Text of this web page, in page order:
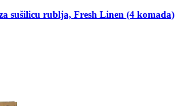
sušilicu rublja, Fresh Linen (4 komada)